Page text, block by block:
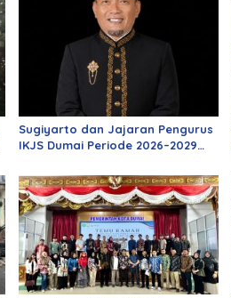
Sugiyarto dan Jajaran Pengurus
IKJS Dumai Periode 2026–2029